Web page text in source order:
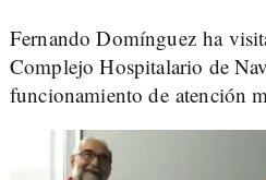
Fernando Domínguez ha
Complejo Hospitalario de
funcionamiento de atención